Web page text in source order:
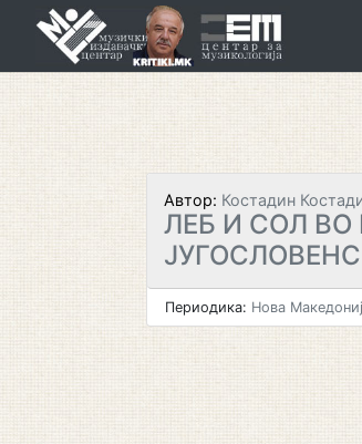
Автор: Костадин
ЛЕБ И СОЛ ВО
Периодика: Нова